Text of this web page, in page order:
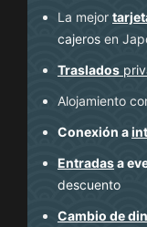
La mejor
cajeros en
Traslados
Alojamiento
Conexión a
Entradasa
descuento
Cambio de